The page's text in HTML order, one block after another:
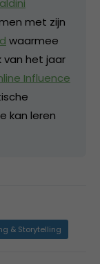
met zijn
waarmee
het jaar
Influence
kan leren
& Storytelling